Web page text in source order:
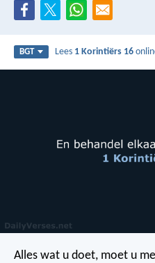
BGT Lees 1 Korintiërs 16
Alles wat u doet, moet u